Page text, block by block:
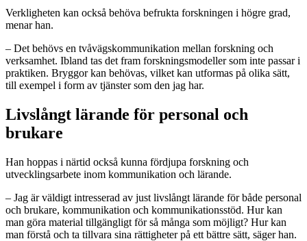
Verkligheten kan också behöva befrukta forskningen i högre grad,
menar han.
– Det behövs en tvåvägskommunikation mellan forskning och
verksamhet. Ibland tas det fram forskningsmodeller som inte passar i
praktiken. Bryggor kan behövas, vilket kan utformas på olika sätt,
till exempel i form av tjänster som den jag har.
Livslångt lärande för personal och
brukare
Han hoppas i närtid också kunna fördjupa forskning och
utvecklingsarbete inom kommunikation och lärande.
– Jag är väldigt intresserad av just livslångt lärande för både personal
och brukare, kommunikation och kommunikationsstöd. Hur kan
man göra material tillgängligt för så många som möjligt? Hur kan
man förstå och ta tillvara sina rättigheter på ett bättre sätt, säger han.